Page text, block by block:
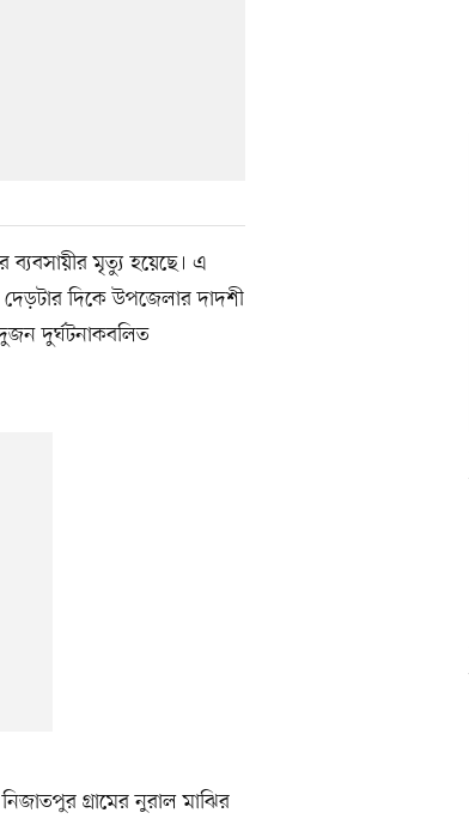
মৃত্যু হয়েছে। এ
দিকে উপজেলার দাদশী
দুর্ঘটনাকবলিত
গ্রামের নুরাল মাঝির